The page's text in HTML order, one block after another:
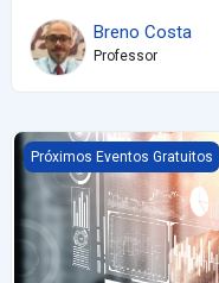
Breno Costa
Professor
Uso de IA em
Próximos Eventos Gratuitos